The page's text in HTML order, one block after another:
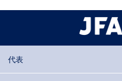
代表